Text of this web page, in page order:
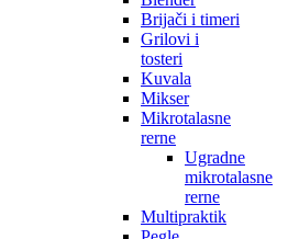
Brijači i timeri
Grilovi i
tosteri
Kuvala
Mikser
Mikrotalasne
rerne
Ugradne
mikrotalasne
rerne
Multipraktik